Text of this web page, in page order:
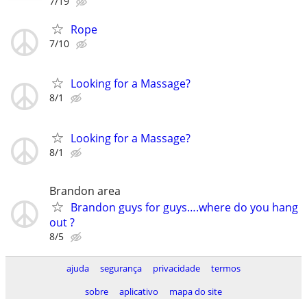
Rope
7/10
Looking for a Massage?
8/1
Looking for a Massage?
8/1
Brandon area
Brandon guys for guys….where do you hang
out ?
8/5
ajuda segurança privacidade
termos
sobre
aplicativo mapa do site